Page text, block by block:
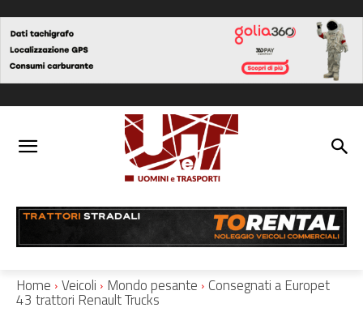
Home Veicoli Mondo pesante Consegnati a Europet
43 trattori Renault Trucks